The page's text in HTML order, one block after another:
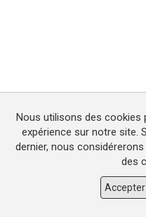
Nous utilisons des cookies
expérience sur notre site.
dernier, nous
des